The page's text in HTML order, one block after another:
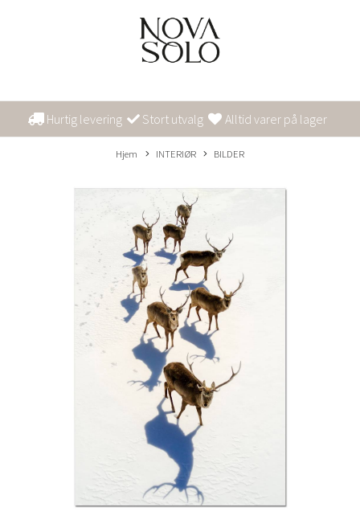
Hurtig levering Stort utvalg Alltid varer på lager
Hjem INTERIØR BILDER